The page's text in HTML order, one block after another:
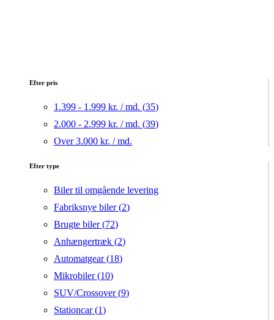
Efter pris
1.399 - 1.999 kr. / md. (35)
2.000 - 2.999 kr. / md. (39)
Over 3.000 kr. / md.
Efter type
Biler til omgående levering
Fabriksnye biler (2)
Brugte biler (72)
Anhængertræk (2)
Automatgear (18)
Mikrobiler (10)
SUV/Crossover (9)
Stationcar (1)